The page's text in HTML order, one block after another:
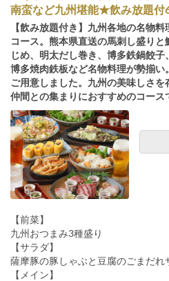
南蛮など九州堪能★飲み放題付
【飲み放題付き】九州各地の名物
コース。熊本県直送の馬刺し盛り
じめ、明太だし巻き、博多鉄鍋餃子
博多焼肉鉄板など名物料理が勢揃
ご用意しました。九州の美味しさ
仲間との集まりにおすすめのコース
【前菜】
九州おつまみ3種盛り
【サラダ】
薩摩豚の豚しゃぶと豆腐のごまだれ
【メイン】